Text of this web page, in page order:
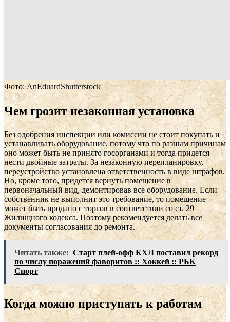
Фото: AnEduardShutterstock
Чем грозит незаконная установка
Без одобрения инспекции или комиссии не стоит покупать и
устанавливать оборудование, потому что по разным причинам
оно может быть не принято госорганами и тогда придется
нести двойные затраты. За незаконную перепланировку,
переустройство установлена ответственность в виде штрафов.
Но, кроме того, придется вернуть помещение в
первоначальный вид, демонтировав все оборудование. Если
собственник не выполнит это требование, то помещение
может быть продано с торгов в соответствии со ст. 29
Жилищного кодекса. Поэтому рекомендуется делать все
документы согласования до ремонта.
Читать также: Старт плей-офф КХЛ поставил рекорд
по числу поражений фаворитов :: Хоккей :: РБК
Спорт
Когда можно приступать к работам